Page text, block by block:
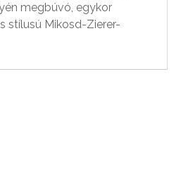
megbúvó, egykor
stílusú Mikosd-Zierer-